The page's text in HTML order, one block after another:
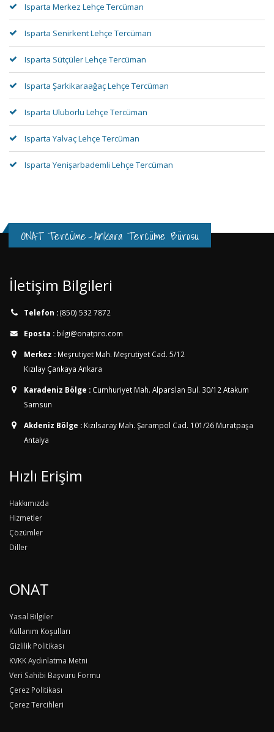
Isparta Merkez Lehçe Tercüman
Isparta Senirkent Lehçe Tercüman
Isparta Sütçüler Lehçe Tercüman
Isparta Şarkikaraağaç Lehçe Tercüman
Isparta Uluborlu Lehçe Tercüman
Isparta Yalvaç Lehçe Tercüman
Isparta Yenişarbademli Lehçe Tercüman
ONAT Tercüme-Ankara Tercüme Bürosu
İletişim Bilgileri
Telefon :(850) 532 7872
Eposta : bilgi@onatpro.com
Merkez : Meşrutiyet Mah. Meşrutiyet Cad. 5/12
Kızılay Çankaya Ankara
Karadeniz Bölge : Cumhuriyet Mah. Alparslan Bul. 30/12 Atakum
Samsun
Akdeniz Bölge : Kızılsaray Mah. Şarampol Cad. 101/26 Muratpaşa
Antalya
Hızlı Erişim
Hakkımızda
Hizmetler
Çözümler
Diller
ONAT
Yasal Bilgiler
Kullanım Koşulları
Gizlilik Politikası
KVKK Aydınlatma Metni
Veri Sahibi Başvuru Formu
Çerez Politikası
Çerez Tercihleri